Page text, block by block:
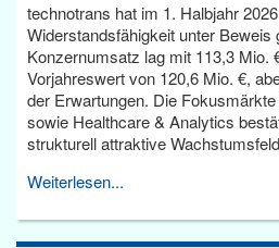
technotrans hat im 1. Halbjahr
Widerstandsfähigkeit unter Beweis
Konzernumsatz lag mit 113,3 Mio.
Vorjahreswert von 120,6 Mio. €,
der Erwartungen. Die
sowie Healthcare & Analytics
strukturell attraktive
Weiterlesen...